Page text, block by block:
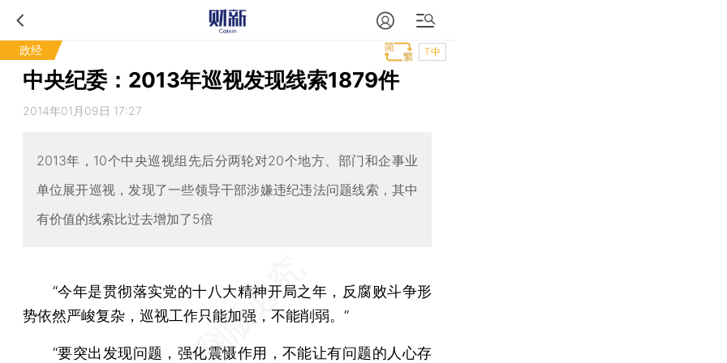
政经 T中
中央纪委：2013年巡视发现线索1879件
2014年01月09日 17:27
2013年，10个中央巡视组先后分两轮对20个地方、部门和企事业
单位展开巡视，发现了一些领导干部涉嫌违纪违法问题线索，其中
有价值的线索比过去增加了5倍
“今年是贯彻落实党的十八大精神开局之年，反腐败斗争形
势依然严峻复杂，巡视工作只能加强，不能削弱。”
“要突出发现问题，强化震慑作用，不能让有问题的人心存